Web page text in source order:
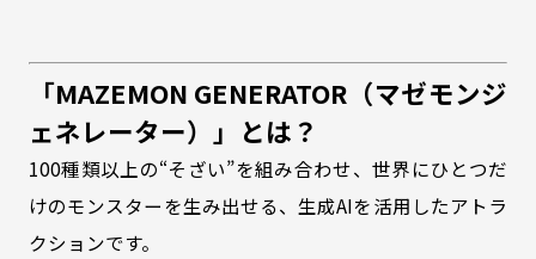
「MAZEMON GENERATOR（マゼモンジ
ェネレーター）」とは？
100種類以上の“そざい”を組み合わせ、世界にひとつだ
けのモンスターを生み出せる、生成AIを活用したアトラ
クションです。